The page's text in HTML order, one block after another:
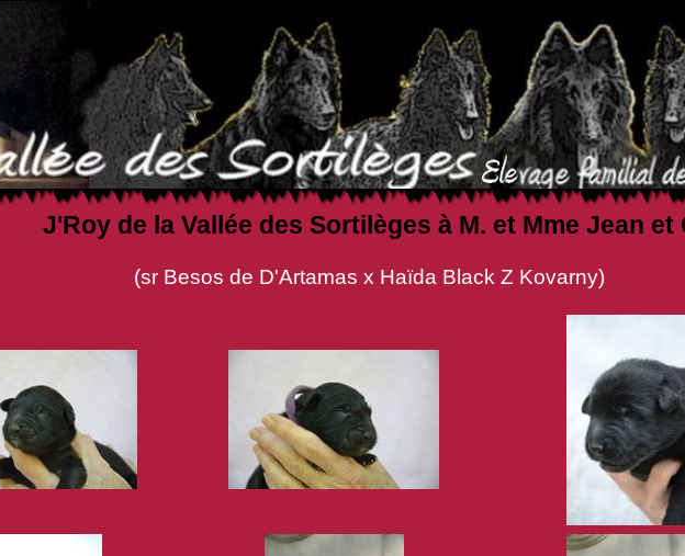
J'Roy de la Vallée des Sortilèges à M. et Mme Jean
de D'Artamas x Haïda Black Z Kovarny)